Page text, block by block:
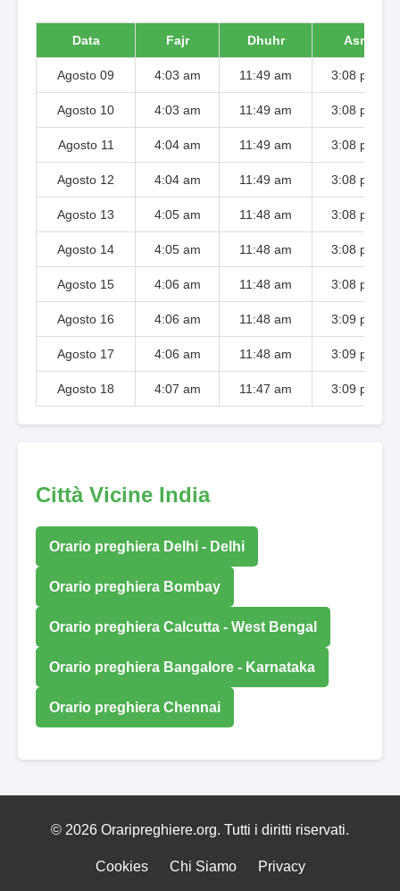
Data Fajr Dhuhr Asr
Agosto 09 4:03 am 11:49 am 3:08 pm
Agosto 10 4:03 am 11:49 am 3:08 pm
Agosto 11 4:04 am 11:49 am 3:08 pm
Agosto 12 4:04 am 11:49 am 3:08 pm
Agosto 13 4:05 am 11:48 am 3:08 pm
Agosto 14 4:05 am 11:48 am 3:08 pm
Agosto 15 4:06 am 11:48 am 3:08 pm
Agosto 16 4:06 am 11:48 am 3:09 pm
Agosto 17 4:06 am 11:48 am 3:09 pm
Agosto 18 4:07 am 11:47 am 3:09 pm
Città Vicine India
Orario preghiera Delhi - Delhi
Orario preghiera Bombay
Orario preghiera Calcutta - West Bengal
Orario preghiera Bangalore - Karnataka
Orario preghiera Chennai
© 2026 Oraripreghiere.org. Tutti i diritti riservati.
Cookies Chi Siamo Privacy